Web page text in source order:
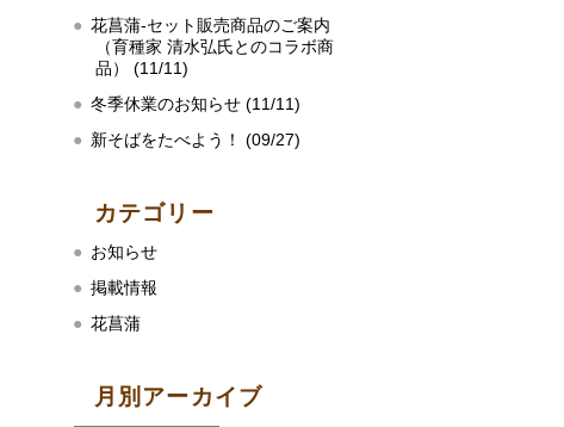
花菖蒲‐セット販売商品のご案内
（育種家 清水弘氏とのコラボ商
品） (11/11)
冬季休業のお知らせ (11/11)
新そばをたべよう！ (09/27)
カテゴリー
お知らせ
掲載情報
花菖蒲
月別アーカイブ